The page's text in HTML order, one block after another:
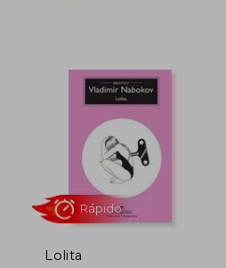
45%
dcto.
Lolita